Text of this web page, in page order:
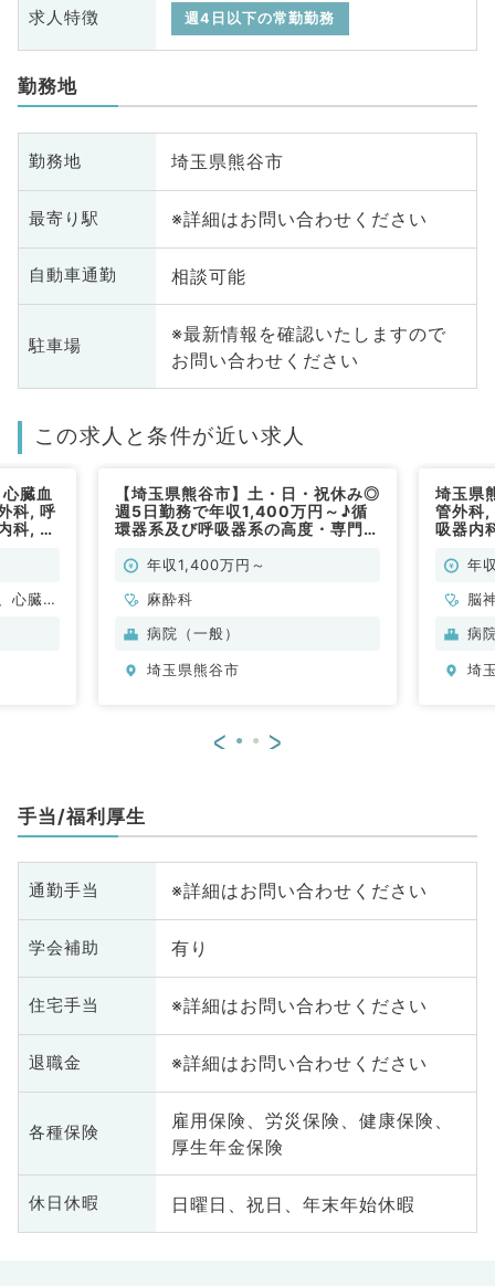
求人特徴 週4日以下の常勤勤務
勤務地
勤務地 埼玉県熊谷市
最寄り駅 ※詳細はお問い合わせください
自動車通勤 相談可能
駐車場
※最新情報を確認いたしますので
お問い合わせください
この求人と条件が近い求人
臓血
科, 呼
科, 放
心臓血
【埼玉県熊谷市】土・日・祝休み◎
週5日勤務で年収1,400万円～♪循
環器系及び呼吸器系の高度・専門病
年収1,400万円～
麻酔科
病院（一般）
埼玉県熊谷市
埼玉県
管外科,
吸器内
リテ年
脳
管
循
病
埼
< >
手当/福利厚生
通勤手当 ※詳細はお問い合わせください
学会補助 有り
住宅手当 ※詳細はお問い合わせください
退職金 ※詳細はお問い合わせください
各種保険
雇用保険、労災保険、健康保険、
厚生年金保険
休日休暇 日曜日、祝日、年末年始休暇